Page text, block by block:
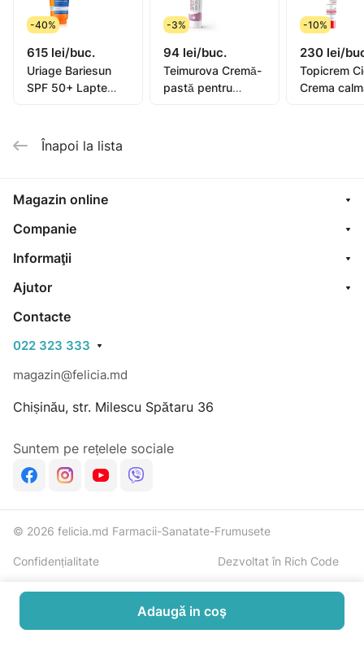
-40%
615 lei/buc.
Uriage Bariesun
SPF 50+ Lapte
-3%
94 lei/buc.
Teimurova Cremă-
pastă pentru
-10%
230 lei/
Topicrem
Crema
Înapoi la lista
Magazin online
Companie
Informaţii
Ajutor
Contacte
022 323 333
magazin@felicia.md
Chișinău, str. Milescu Spătaru 36
Suntem pe rețelele sociale
© 2026 felicia.md Farmacii-Sanatate-Frumusete
Confidențialitate Dezvoltat în Rich Code
Adaugă in coş